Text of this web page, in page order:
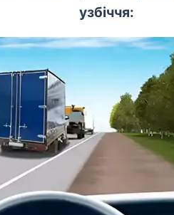
узбіччя: